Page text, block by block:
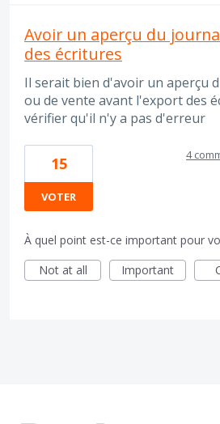
Avoir un aperçu du
des écritures
Il serait bien d'avoir un aperçu
ou de vente avant l'export des
vérifier qu'il n'y a pas d'erreur
15
VOTER
4
À quel point est-ce important pour
Not at all
Important